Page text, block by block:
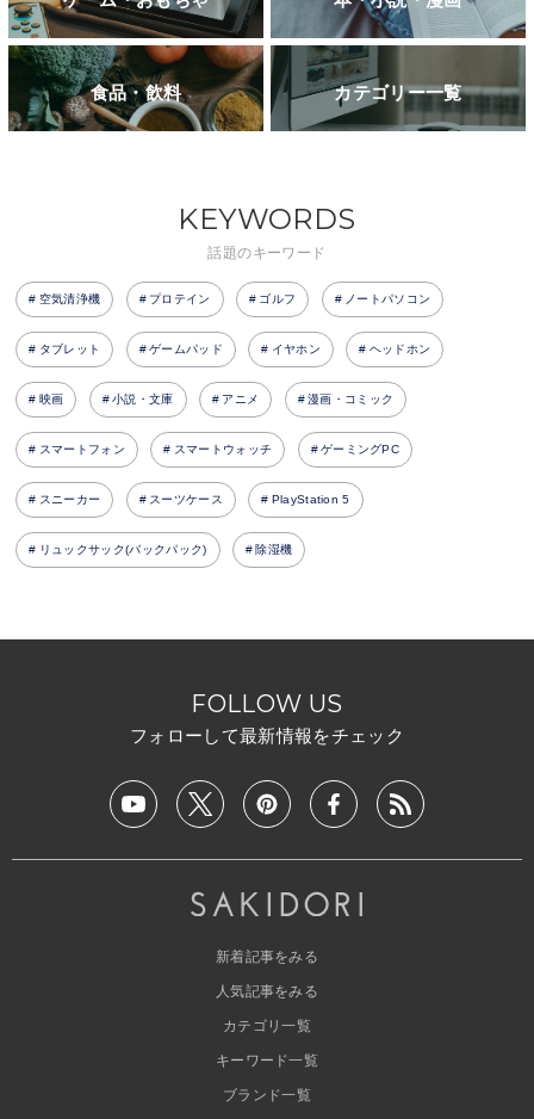
食品・飲料 カテゴリー一覧
KEYWORDS
話題のキーワード
空気清浄機 プロテイン ゴルフ ノートパソコン
タブレット ゲームパッド イヤホン ヘッドホン
映画 小説・文庫 アニメ 漫画・コミック
スマートフォン スマートウォッチ ゲーミングPC
スニーカー スーツケース PlayStation 5
リュックサック(バックパック) 除湿機
FOLLOW US
フォローして最新情報をチェック
新着記事をみる
人気記事をみる
カテゴリ一覧
キーワード一覧
ブランド一覧